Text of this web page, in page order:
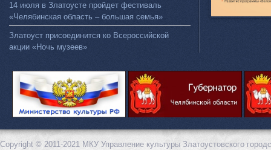
14 июля в Златоусте пройдет фестиваль
«Челябинская область – большая семья»
Златоуст присоединится ко Всероссийской
акции «Ночь музеев»
Copyright © 2011-2021 МКУ Управление культуры Златоустовского